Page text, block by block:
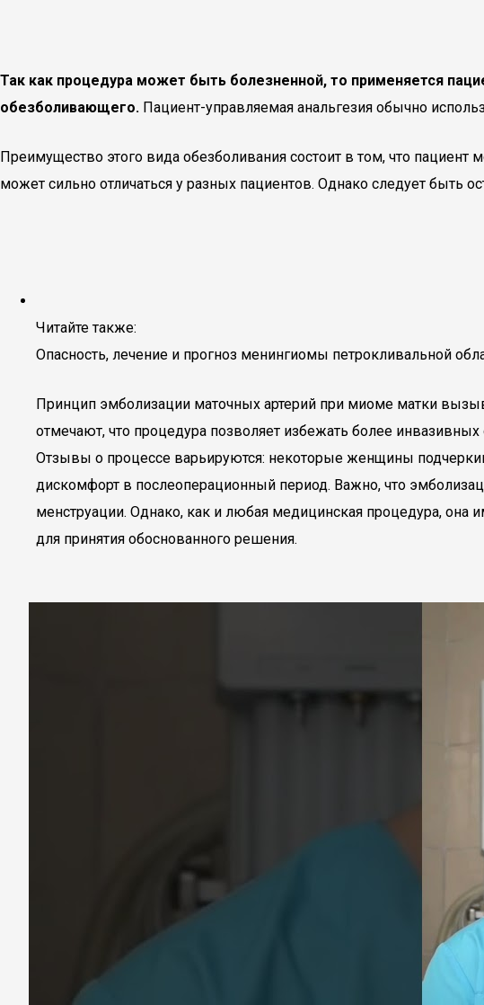
Так как процедура может быть болезненной, то применяется
обезболивающего. Пациент-управляемая анальгезия обычно
Преимущество этого вида обезболивания состоит в том, что
может сильно отличаться у разных пациентов. Однако следует быть
Читайте также:
Опасность, лечение и прогноз менингиомы петрокливальной
Принцип эмболизации маточных артерий при миоме матки
отмечают, что процедура позволяет избежать более
Отзывы о процессе варьируются: некоторые женщины
дискомфорт в послеоперационный период. Важно, что
менструации. Однако, как и любая медицинская процедура, она
для принятия обоснованного решения.